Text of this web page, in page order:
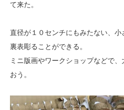
て来た。
直径が１０センチにもみたない、小
裏表彫ることができる。
ミニ版画やワークショップなどで
おう。